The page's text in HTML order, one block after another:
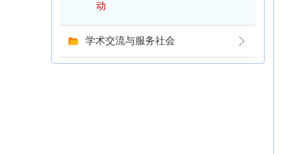
动
学术交流与服务社会